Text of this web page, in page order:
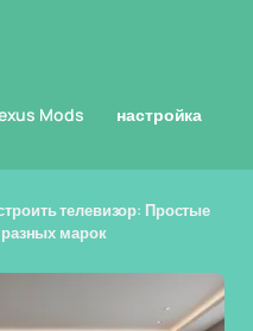
Mods
настройка
телевизор: Простые
марок